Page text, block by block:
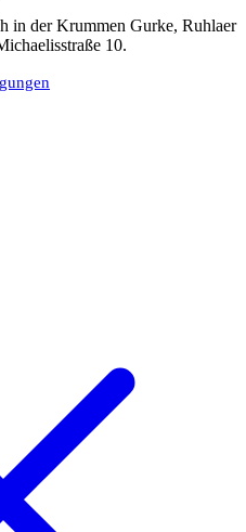
in der Krummen Gurke, Ruhlaer
10.